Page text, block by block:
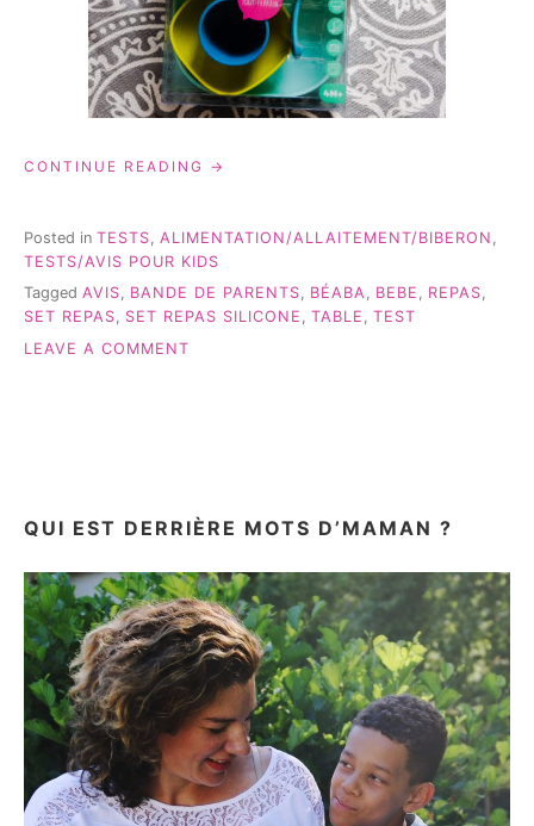
CONTINUE READING « LE
REPAS
BÉABA
TEST
&
Posted in TESTS ALIMENTATION/ALLAITEMENT/BIBERON
TESTS/AVIS POUR KIDS
Tagged AVIS, BANDE DE PARENTS, BÉABA, BEBE , REPAS,
SET REPAS, SET REPAS SILICONE , TABLE , TEST
LEAVE A COMMENT
TEST
&
QUI EST DERRIÈRE MOTS D’MAMAN ?